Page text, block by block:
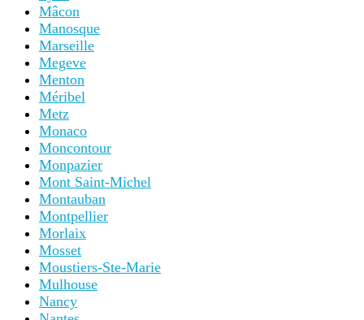
Mâcon
Manosque
Marseille
Megeve
Menton
Méribel
Metz
Monaco
Moncontour
Monpazier
Mont Saint-Michel
Montauban
Montpellier
Morlaix
Mosset
Moustiers-Ste-Marie
Mulhouse
Nancy